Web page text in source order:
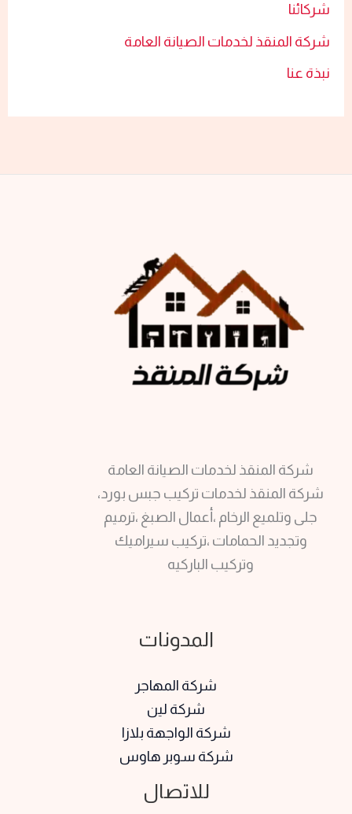
شركائنا
شركة المنقذ لخدمات الصيانة العامة
نبذة عنا
شركة المنقذ لخدمات الصيانة العامة
شركة المنقذ لخدمات تركيب جبس بورد،
جلى وتلميع الرخام ،أعمال الصبغ ،ترميم
وتجديد الحمامات ،تركيب سيراميك
وتركيب الباركيه
المدونات
شركة المهاجر
شركة لين
شركة الواجهة بلازا
شركة سوبر هاوس
للاتصال